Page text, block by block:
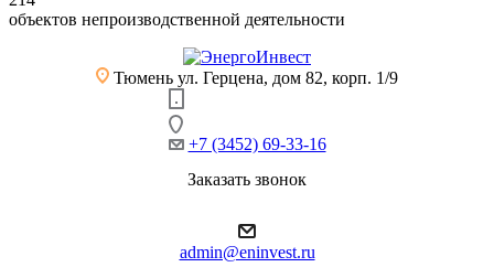
объектов непроизводственной деятельности
Тюмень ул. Герцена, дом 82, корп. 1/9
+7 (3452) 69-33-16
Заказать звонок
admin@eninvest.ru